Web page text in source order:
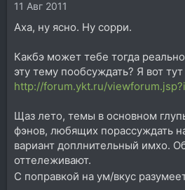
11 Авг 2011
Аха, ну ясно. Ну сорри.
Какбэ может тебе тогда
эту тему пообсуждать? Я вот
http://forum.ykt.ru/
Щаз лето, темы в основном
фэнов, любящих порассуждать
вариант доплнительный имхо.
оттележивают.
С поправкой на ум/вкус